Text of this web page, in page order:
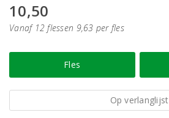
10,50
Vanaf 12 flessen 9,63 per fles
Fles
Op verlanglijst